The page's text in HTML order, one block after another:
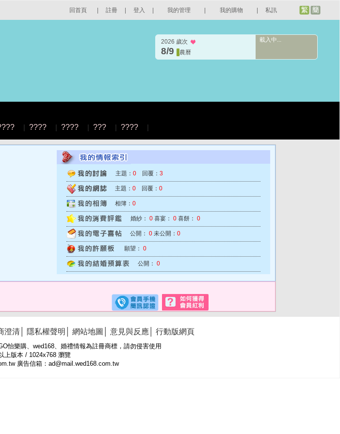
回首頁 註冊 登入 我的管理 我的購物 私訊
2026 歲次
8/9 農曆
載入中...
| ???? | ???? | ??? | ???? |
主題： 0 回覆： 3
主題： 0 回覆： 0
相簿： 0
婚紗： 0 喜宴： 0 喜餅： 0
公開： 0 未公開： 0
願望： 0
公開： 0
澄清 隱私權聲明 網站地圖 意見與反應 行動版網頁
怡樂購、wed168、婚禮情報為註冊商標，請勿侵害使用
上版本 / 1024x768 瀏覽
廣告信箱：ad@mail.wed168.com.tw